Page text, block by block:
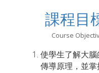
課程目
Course
使學生了解大
傳導原理，並掌